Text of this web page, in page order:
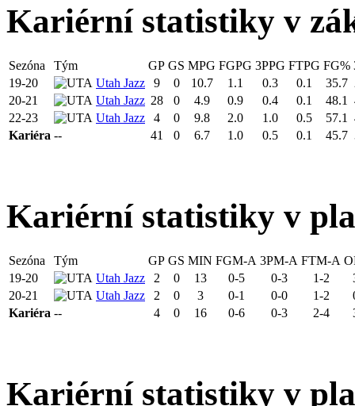
Kariérní statistiky v
Sezóna Tým GP GS MPG FGPG 3PPG FTPG FG%
19-20
Utah Jazz 9 0 10.7 1.1 0.3 0.1 35.7
20-21
Utah Jazz 28 0 4.9 0.9 0.4 0.1 48.1
22-23
Utah Jazz 4 0 9.8 2.0 1.0 0.5 57.1
Kariéra -- 41 0 6.7 1.0 0.5 0.1 45.7
Kariérní statistiky v
Sezóna Tým GP GS MIN FGM-A 3PM-A FTM-A
19-20
Utah Jazz 2 0 13 0-5 0-3 1-2
20-21
Utah Jazz 2 0 3 0-1 0-0 1-2
Kariéra -- 4 0 16 0-6 0-3 2-4
Kariérní statistiky v